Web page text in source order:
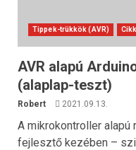
Tippek-trükkök (AVR) Cikk
AVR alapú
(alaplap-teszt)
Robert 2021.09.13.
A mikrokontroller alapú
fejlesztő kezében –